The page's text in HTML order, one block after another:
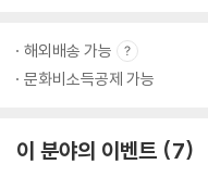
해외배송 가능
문화비소득공제 가능
이 분야의 이벤트 7